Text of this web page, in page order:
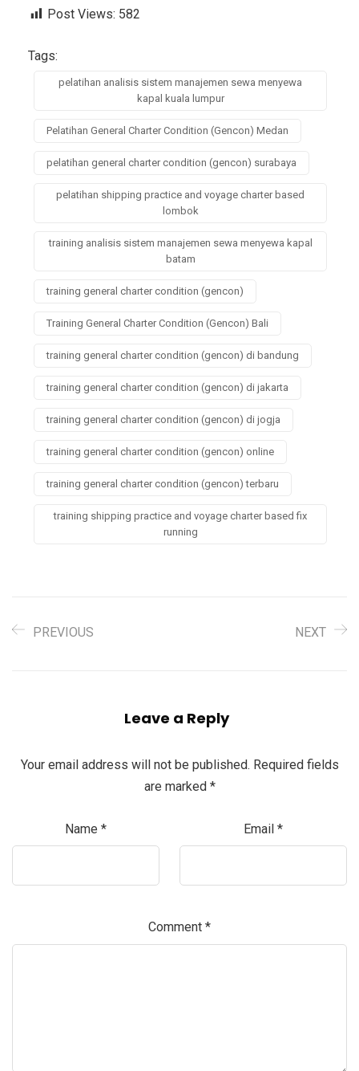
Post Views: 582
Tags:
pelatihan analisis sistem manajemen sewa menyewa
kapal kuala lumpur
Pelatihan General Charter Condition (Gencon) Medan
pelatihan general charter condition (gencon) surabaya
pelatihan shipping practice and voyage charter based
lombok
training analisis sistem manajemen sewa menyewa kapal
batam
training general charter condition (gencon)
Training General Charter Condition (Gencon) Bali
training general charter condition (gencon) di bandung
training general charter condition (gencon) di jakarta
training general charter condition (gencon) di jogja
training general charter condition (gencon) online
training general charter condition (gencon) terbaru
training shipping practice and voyage charter based fix
running
PREVIOUS NEXT
Leave a Reply
Your email address will not be published. Required fields
are marked *
Name * Email *
Comment *